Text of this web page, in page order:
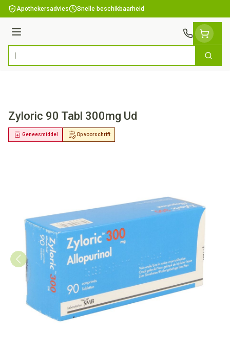
Ga naar de inhoud
Apothekersadvies Snelle beschikbaarheid
Menu
Product, merk, categorie... Zoek
Zyloric 90 Tabl 300mg Ud
Op voorschrift
Geneesmiddel